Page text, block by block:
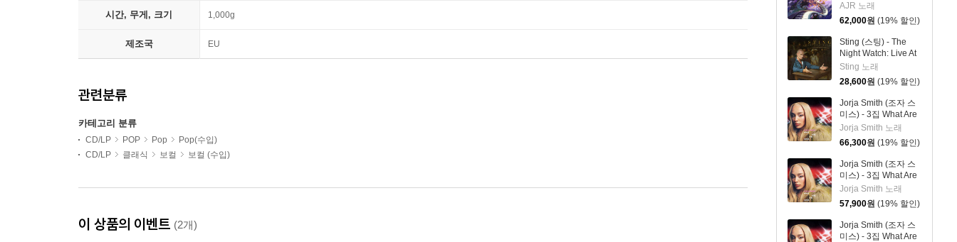
AJR 노래
62,000원 (19% 할인)
Sting (스팅) - The
Night Watch: Live At
The Rijksmuseum
Sting 노래
28,600원 (19% 할인)
Jorja Smith (조자 스
미스) - 3집 What Are
The Odds [스플래터
컬러 LP]
Jorja Smith 노래
66,300원 (19% 할인)
Jorja Smith (조자 스
미스) - 3집 What Are
The Odds [심플 오렌
지 컬러 LP]
Jorja Smith 노래
57,900원 (19% 할인)
Jorja Smith (조자 스
미스) - 3집 What Are
시간, 무게, 크기 1,000g
제조국 EU
관련분류
카테고리 분류
CD/LP POP Pop
Pop(수입)
CD/LP
클래식 보컬 보컬 (수입)
이 상품의 이벤트 (2개)